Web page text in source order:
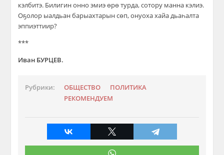
кэлбитэ. Билигин онно эмиэ өрө турда, сотору манна кэлиэ.
Оҕолор ыалдьан барыахтарын сөп, онуоха хайа дьаһалта
эппиэттиир?
***
Иван БУРЦЕВ.
Рубрики: ОБЩЕСТВО
ПОЛИТИКА
РЕКОМЕНДУЕМ